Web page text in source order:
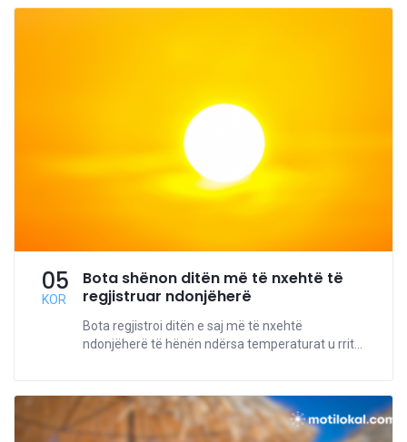
05
KOR
Bota shënon ditën më të nxehtë të
regjistruar ndonjëherë
Bota regjistroi ditën e saj më të nxehtë
ndonjëherë të hënën ndërsa temperaturat u rrit...